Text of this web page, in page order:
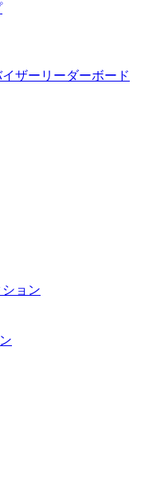
ザーリーダーボード
ョン